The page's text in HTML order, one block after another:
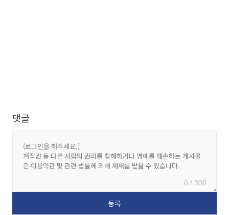
댓글
0 / 300